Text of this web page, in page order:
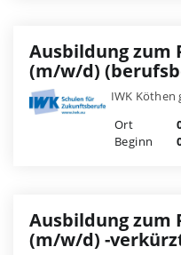
Ausbildung zum
(m/w/d)
IWK Köthen
Ort
Beginn
Ausbildung zum
(m/w/d) -